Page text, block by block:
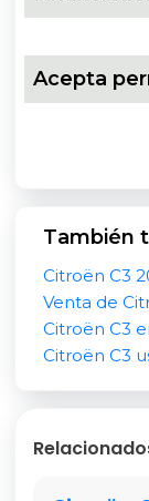
Versión:1.2
Transmisión:
Motor:1.2
Potencia:110
Color:Gris
Acepta
También
Citroën C3
Venta de
Citroën C3
Citroën C3